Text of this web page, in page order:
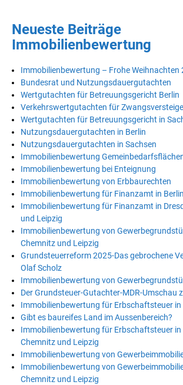
Neueste Beiträge
Immobilienbewertung
Immobilienbewertung – Frohe Weihnachten
Bundesrat und Nutzungsdauergutachten
Wertgutachten für Betreuungsgericht Berlin
Verkehrswertgutachten für
Wertgutachten für Betreuungsgericht in
Nutzungsdauergutachten in Berlin
Nutzungsdauergutachten in Sachsen
Immobilienbewertung
Immobilienbewertung bei Enteignung
Immobilienbewertung von Erbbaurechten
Immobilienbewertung für Finanzamt in Berlin
Immobilienbewertung für Finanzamt in
und Leipzig
Immobilienbewertung von
Chemnitz und Leipzig
Grundsteuerreform 2025-Das gebrochene
Olaf Scholz
Immobilienbewertung von
Der Grundsteuer-Gutachter-MDR-Umschau
Immobilienbewertung für Erbschaftsteuer in
Gibt es baureifes Land im Aussenbereich?
Immobilienbewertung für Erbschaftsteuer in
Chemnitz und Leipzig
Immobilienbewertung von
Immobilienbewertung von
Chemnitz und Leipzig